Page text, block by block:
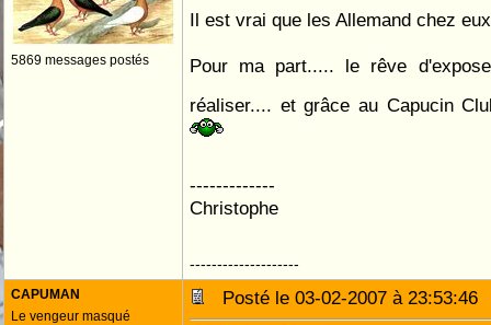
5869 messages postés
Il est vrai que les Allemand chez
Pour ma part..... le rêve
réaliser.... et grâce au Capucin
-------------
Christophe
--------------------
CAPUMAN
Le vengeur masqué
Posté le 03-02-2007 à